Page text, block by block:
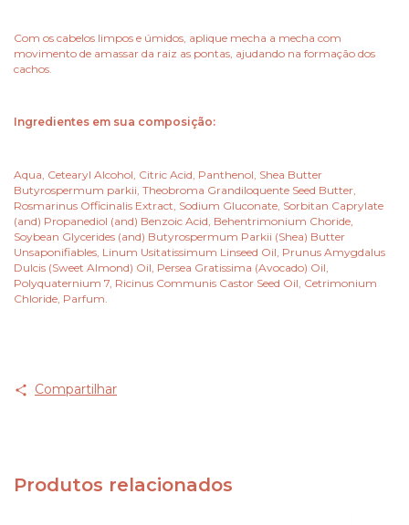
Com os cabelos limpos e úmidos, aplique mecha a mecha com
movimento de amassar da raiz as pontas, ajudando na formação dos
cachos.
Ingredientes em sua composição:
Aqua, Cetearyl Alcohol, Citric Acid, Panthenol, Shea Butter
Butyrospermum parkii, Theobroma Grandiloquente Seed Butter,
Rosmarinus Officinalis Extract, Sodium Gluconate, Sorbitan Caprylate
(and) Propanediol (and) Benzoic Acid, Behentrimonium Choride,
Soybean Glycerides (and) Butyrospermum Parkii (Shea) Butter
Unsaponifiables, Linum Usitatissimum Linseed Oil, Prunus Amygdalus
Dulcis (Sweet Almond) Oil, Persea Gratissima (Avocado) Oil,
Polyquaternium 7, Ricinus Communis Castor Seed Oil, Cetrimonium
Chloride, Parfum.
Compartilhar
Produtos relacionados